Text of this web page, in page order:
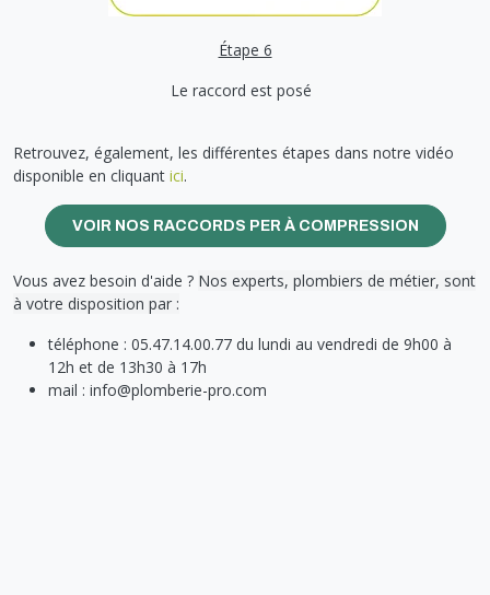
Étape 6
Le raccord est posé
Retrouvez, également, les différentes étapes dans notre vidéo
disponible en cliquant ici.
VOIR NOS RACCORDS PER À COMPRESSION
Vous avez besoin d'aide ? Nos experts, plombiers de métier, sont
à votre disposition par :
téléphone : 05.47.14.00.77 du lundi au vendredi de 9h00 à
12h et de 13h30 à 17h
mail : info@plomberie-pro.com